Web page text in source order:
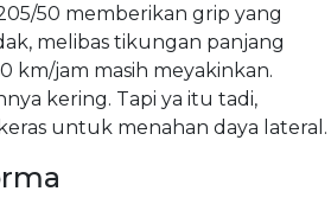
50 memberikan grip yang
melibas tikungan panjang
km/jam masih meyakinkan.
kering. Tapi ya itu tadi,
untuk menahan daya lateral.